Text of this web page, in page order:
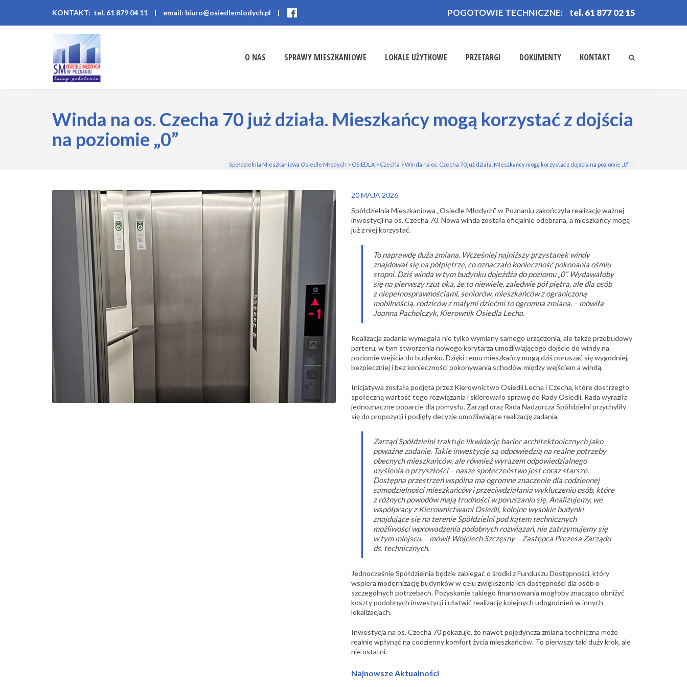
KONTAKT: tel. 61 879 04 11 | email: biuro@osiedlemlodych.pl | POGOTOWIE TECHNICZNE: tel. 61 877 02 15
O NAS SPRAWY MIESZKANIOWE LOKALE UŻYTKOWE PRZETARGI DOKUMENTY KONTAKT
Winda na os. Czecha 70 już działa. Mieszkańcy mogą korzystać z dojścia
na poziomie „0”
Spółdzielnia Mieszkaniowa Osiedle Młodych > OSIEDLA > Czecha >Winda na os. Czecha 70 już działa. Mieszkańcy mogą korzystać z dojścia na poziomie „0”
20 MAJA 2026
Spółdzielnia Mieszkaniowa „Osiedle Młodych” w Poznaniu zakończyła realizację ważnej
inwestycji na os. Czecha 70.Nowa winda została oficjalnie odebrana, a mieszkańcy mogą
już z niej korzystać.
To naprawdę duża zmiana. Wcześniej najniższy przystanek windy
znajdował się na półpiętrze, co oznaczało konieczność pokonania ośmiu
stopni. Dziś winda w tym budynku dojeżdża do poziomu „0”. Wydawałoby
się na pierwszy rzut oka, że to niewiele, zaledwie pół piętra, ale dla osób
z niepełnosprawnościami, seniorów, mieszkańców z ograniczoną
mobilnością, rodziców z małymi dziećmi to ogromna zmiana. – mówiła
Joanna Pacholczyk, Kierownik Osiedla Lecha.
Realizacja zadania wymagała nie tylko wymiany samego urządzenia, ale także przebudowy
parteru, w tym stworzenia nowego korytarza umożliwiającego dojście do windy na
poziomie wejścia do budynku. Dzięki temu mieszkańcy mogą dziś poruszać się wygodniej,
bezpieczniej i bez konieczności pokonywania schodów między wejściem a windą.
Inicjatywa została podjęta przez Kierownictwo Osiedli Lecha i Czecha, które dostrzegło
społeczną wartość tego rozwiązania i skierowało sprawę do Rady Osiedli. Rada wyraziła
jednoznaczne poparcie dla pomysłu. Zarząd oraz Rada Nadzorcza Spółdzielni przychyliły
się do propozycji i podjęły decyzje umożliwiające realizację zadania.
Zarząd Spółdzielni traktuje likwidację barier architektonicznych jako
poważne zadanie. Takie inwestycje są odpowiedzią na realne potrzeby
obecnych mieszkańców, ale również wyrazem odpowiedzialnego
myślenia o przyszłości – nasze społeczeństwo jest coraz starsze.
Dostępna przestrzeń wspólna ma ogromne znaczenie dla codziennej
samodzielności mieszkańców i przeciwdziałania wykluczeniu osób, które
z różnych powodów mają trudności w poruszaniu się. Analizujemy, we
współpracy z Kierownictwami Osiedli, kolejne wysokie budynki
znajdujące się na terenie Spółdzielni pod kątem technicznych
możliwości wprowadzenia podobnych rozwiązań, nie zatrzymujemy się
w tym miejscu. – mówił Wojciech Szczęsny – Zastępca Prezesa Zarządu
ds. technicznych.
Jednocześnie Spółdzielnia będzie zabiegać o środki z Funduszu Dostępności, który
wspiera modernizację budynków w celu zwiększenia ich dostępności dla osób o
szczególnych potrzebach. Pozyskanie takiego finansowania mogłoby znacząco obniżyć
koszty podobnych inwestycji i ułatwić realizację kolejnych udogodnień w innych
lokalizacjach.
Inwestycja na os. Czecha 70 pokazuje, że nawet pojedyncza zmiana techniczna może
realnie wpłynąć na codzienny komfort życia mieszkańców. To pierwszy taki duży krok, ale
nie ostatni.
Najnowsze Aktualności